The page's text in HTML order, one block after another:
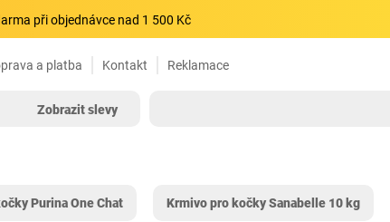
při objednávce nad 1 500 Kč
a platba Kontakt Reklamace
Zobrazit slevy
Purina One Chat Krmivo pro kočky Sanabelle 10 kg